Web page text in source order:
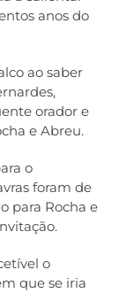
anos do
ao saber
orador e
e Abreu.
o
foram de
para Rocha e
o
que se iria